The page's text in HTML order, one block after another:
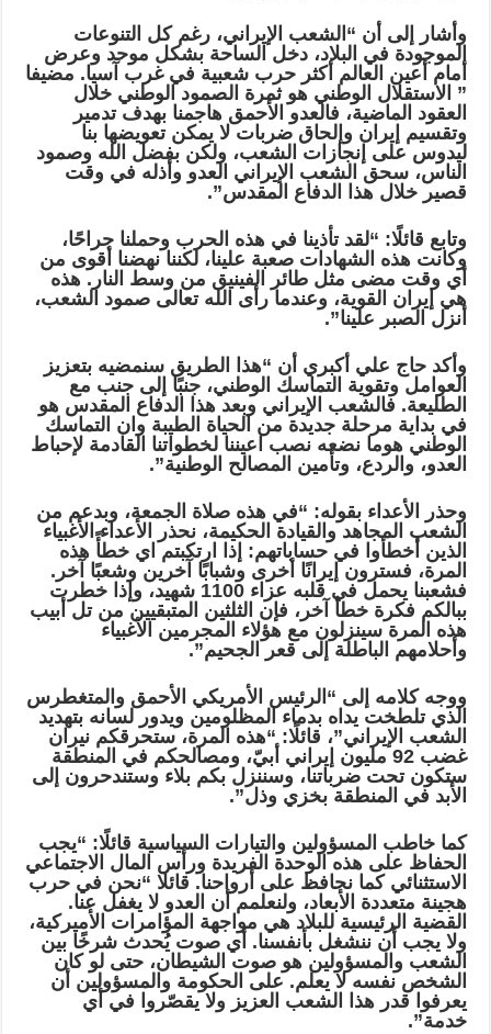
وأشار إلى أن “الشعب الإيراني، رغم كل التنوعات
الموجودة في البلاد، دخل الساحة بشكل موحد وعرض
أمام أعين العالم أكثر حرب شعبية في غرب آسيا. مضيفا
” الاستقلال الوطني هو ثمرة الصمود الوطني خلال
العقود الماضية، فالعدو الأحمق هاجمنا بهدف تدمير
وتقسيم إيران وإلحاق ضربات لا يمكن تعويضها بنا
ليدوس على إنجازات الشعب، ولكن بفضل الله وصمود
الناس، سحق الشعب الإيراني العدو وأذله في وقت
قصير خلال هذا الدفاع المقدس”.
وتابع قائلًا: “لقد تأذينا في هذه الحرب وحملنا جراحًا،
وكانت هذه الشهادات صعبة علينا، لكننا نهضنا أقوى من
أي وقت مضى مثل طائر الفينيق من وسط النار. هذه
هي إيران القوية، وعندما رأى الله تعالى صمود الشعب،
أنزل الصبر علينا”.
وأكد حاج علي أكبري أن “هذا الطريق سنمضيه بتعزيز
العوامل وتقوية التماسك الوطني، جنبًا إلى جنب مع
الطليعة. فالشعب الإيراني وبعد هذا الدفاع المقدس هو
في بداية مرحلة جديدة من الحياة الطيبة وان التماسك
الوطني هوما نضعه نصب اعيننا لخطواتنا القادمة لإحباط
العدو، والردع، وتأمين المصالح الوطنية”.
وحذر الأعداء بقوله: “في هذه صلاة الجمعة، وبدعم من
الشعب المجاهد والقيادة الحكيمة، نحذر الأعداء الأغبياء
الذين أخطأوا في حساباتهم: إذا ارتكبتم اي خطأً هذه
المرة، فسترون إيرانًا أخرى وشبابًا آخرين وشعبًا آخر.
فشعبنا يحمل في قلبه عزاء 1100 شهيد، وإذا خطرت
ببالكم فكرة خطأ آخر، فإن الثلثين المتبقيين من تل أبيب
هذه المرة سينزلون مع هؤلاء المجرمين الأغبياء
وأحلامهم الباطلة إلى قعر الجحيم”.
ووجه كلامه إلى “الرئيس الأمريكي الأحمق والمتغطرس
الذي تلطخت يداه بدماء المظلومين ويدور لسانه بتهديد
الشعب الإيراني”، قائلًا: “هذه المرة، ستحرقكم نيران
غضب 92 مليون إيراني أبيّ، ومصالحكم في المنطقة
ستكون تحت ضرباتنا، وسننزل بكم بلاء وستندحرون إلى
الأبد في المنطقة بخزي وذل”.
كما خاطب المسؤولين والتيارات السياسية قائلًا: “يجب
الحفاظ على هذه الوحدة الفريدة ورأس المال الاجتماعي
الاستثنائي كما نحافظ على أرواحنا. قائلا “نحن في حرب
هجينة متعددة الأبعاد، ولنعلمم أن العدو لا يغفل عنا.
القضية الرئيسية للبلاد هي مواجهة المؤامرات الأميركية،
ولا يجب أن ننشغل بأنفسنا. أي صوت يُحدث شرخًا بين
الشعب والمسؤولين هو صوت الشيطان، حتى لو كان
الشخص نفسه لا يعلم. على الحكومة والمسؤولين أن
يعرفوا قدر هذا الشعب العزيز ولا يقصّروا في أي
خدمة”.